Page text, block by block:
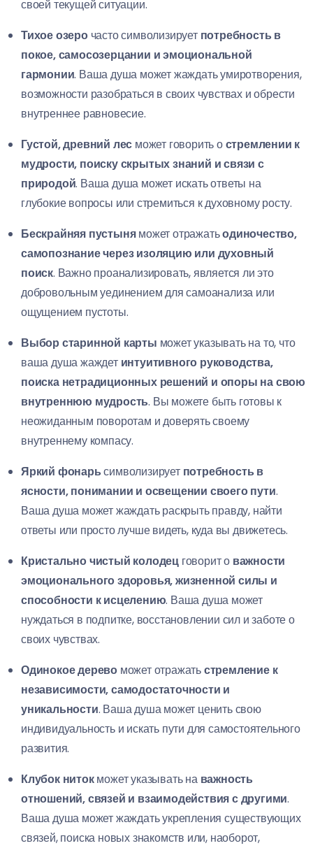
своей текущей ситуации.
Тихое озерочасто символизирует потребность в
покое, самосозерцании и эмоциональной
гармонии. Ваша душа может жаждать умиротворения,
возможности разобраться в своих чувствах и обрести
внутреннее равновесие.
Густой, древний лес может говорить остремлении к
мудрости, поиску скрытых знаний и связи с
природой. Ваша душа может искать ответы на
глубокие вопросы или стремиться к духовному росту.
Бескрайняя пустыняможет отражатьодиночество,
самопознание через изоляцию или духовный
поиск. Важно проанализировать, является ли это
добровольным уединением для самоанализа или
ощущением пустоты.
Выбор старинной карты может указывать на то, что
ваша душа жаждет интуитивного руководства,
поиска нетрадиционных решений и опоры на свою
внутреннюю мудрость. Вы можете быть готовы к
неожиданным поворотам и доверять своему
внутреннему компасу.
Яркий фонарьсимволизирует потребность в
ясности, понимании и освещении своего пути.
Ваша душа может жаждать раскрыть правду, найти
ответы или просто лучше видеть, куда вы движетесь.
Кристально чистый колодец говорит о важности
эмоционального здоровья, жизненной силы и
способности к исцелению. Ваша душа может
нуждаться в подпитке, восстановлении сил и заботе о
своих чувствах.
Одинокое дерево может отражатьстремление к
независимости, самодостаточности и
уникальности. Ваша душа может ценить свою
индивидуальность и искать пути для самостоятельного
развития.
Клубок нитокможет указывать на важность
отношений, связей и взаимодействия с другими.
Ваша душа может жаждать укрепления существующих
связей, поиска новых знакомств или, наоборот,